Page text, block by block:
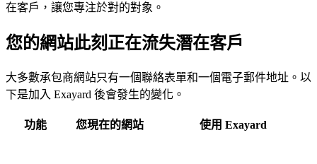
在客戶，讓您專注於對的對象。
您的網站此刻正在流失潛在客戶
大多數承包商網站只有一個聯絡表單和一個電子郵件地址。以
下是加入 Exayard 後會發生的變化。
功能 您現在的網站 使用 Exayard